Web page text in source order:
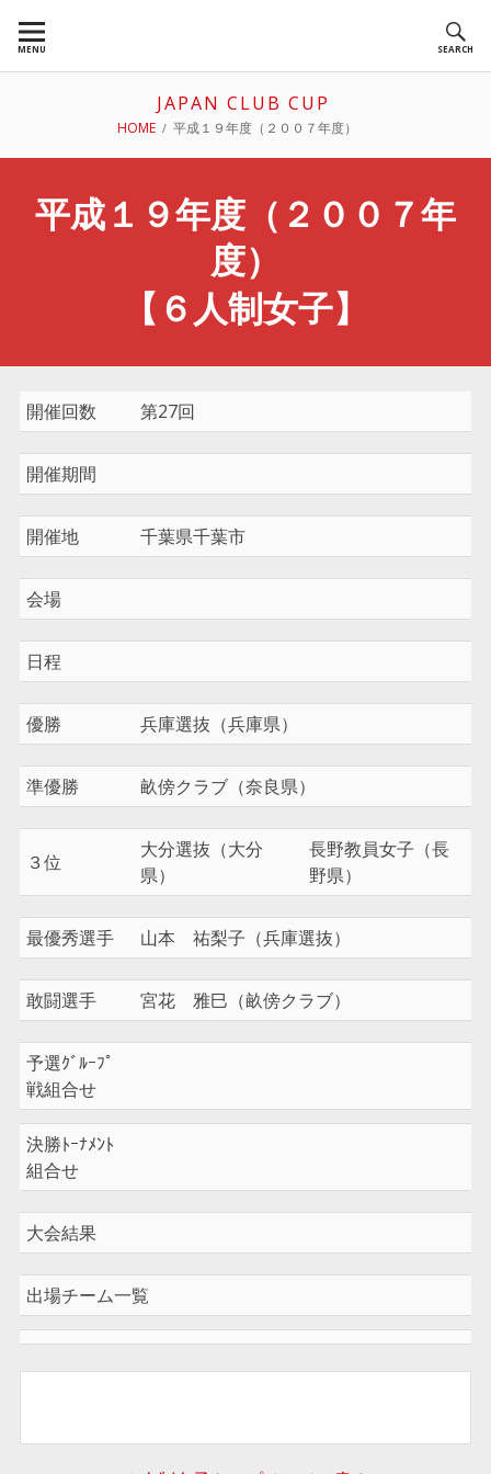
MENU SEARCH
JAPAN CLUB CUP
BREADCRUMBS
HOME 平成１９年度（２００７年度）
平成１９年度（２００７年
度）
【６人制女子】
開催回数 第27回
開催期間
開催地 千葉県千葉市
会場
日程
優勝 兵庫選抜（兵庫県）
準優勝 畝傍クラブ（奈良県）
３位
大分選抜（大分
県）
長野教員女子（長
野県）
最優秀選手 山本 祐梨子（兵庫選抜）
敢闘選手 宮花 雅巳（畝傍クラブ）
予選ｸﾞﾙｰﾌﾟ
戦組合せ
決勝ﾄｰﾅﾒﾝﾄ
組合せ
大会結果
出場チーム一覧